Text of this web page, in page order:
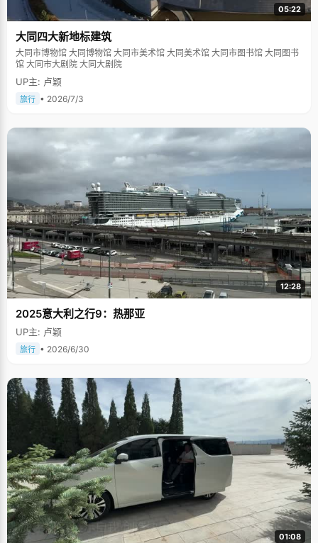
05:22
大同四大新地标建筑
大同市博物馆 大同博物馆 大同市美术馆 大同美术馆 大同市图书馆 大同图书
馆 大同市大剧院 大同大剧院
UP主: 卢颖
旅行 • 2026/7/3
12:28
2025意大利之行9：热那亚
UP主: 卢颖
旅行 • 2026/6/30
01:08